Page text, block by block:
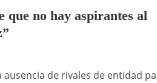
que no hay aspirantes al
de rivales de entidad